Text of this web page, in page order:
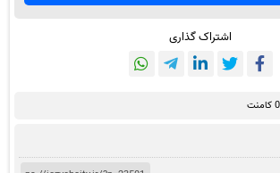
اشتراک گذاری
0 کامنت